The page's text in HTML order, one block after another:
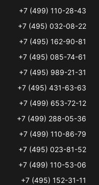
+7 (499) 110-28-43
+7 (495) 032-08-22
+7 (495) 162-90-81
+7 (495) 085-74-61
+7 (495) 989-21-31
+7 (495) 431-63-63
+7 (499) 653-72-12
+7 (499) 288-05-36
+7 (499) 110-86-79
+7 (495) 023-81-52
+7 (499) 110-53-06
+7 (495) 152-31-11